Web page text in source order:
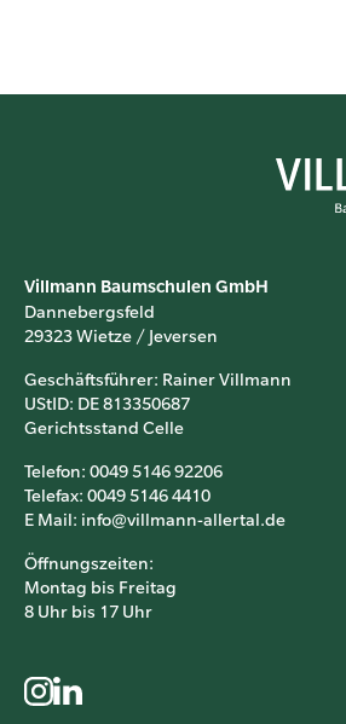
Villmann Baumschulen GmbH
Dannebergsfeld
29323 Wietze / Jeversen
Geschäftsführer: Rainer Villmann
UStID: DE 813350687
Gerichtsstand Celle
Telefon: 0049 5146 92206
Telefax: 0049 5146 4410
E Mail: info@villmann-allertal.de
Öffnungszeiten:
Montag bis Freitag
8 Uhr bis 17 Uhr